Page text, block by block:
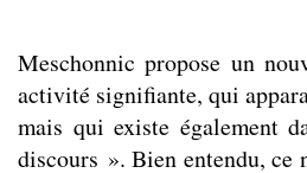
Meschonnic propose un
activité signifiante, qui
mais qui existe également
discours ». Bien entendu, ce